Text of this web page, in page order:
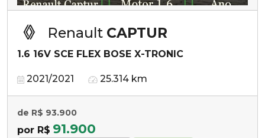
Renault CAPTUR
1.6 16V SCE FLEX BOSE X-TRONIC
2021/2021 25.314 km
de R$ 93.900
por R$ 91.900